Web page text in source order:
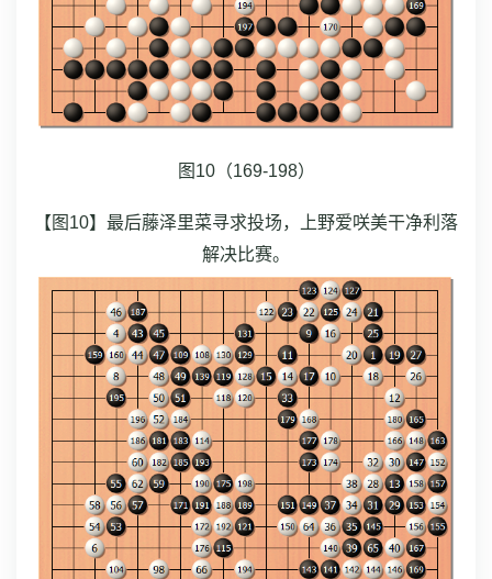
图10（169-198）
【图10】最后藤泽里菜寻求投场，上野爱咲美干净利落
解决比赛。